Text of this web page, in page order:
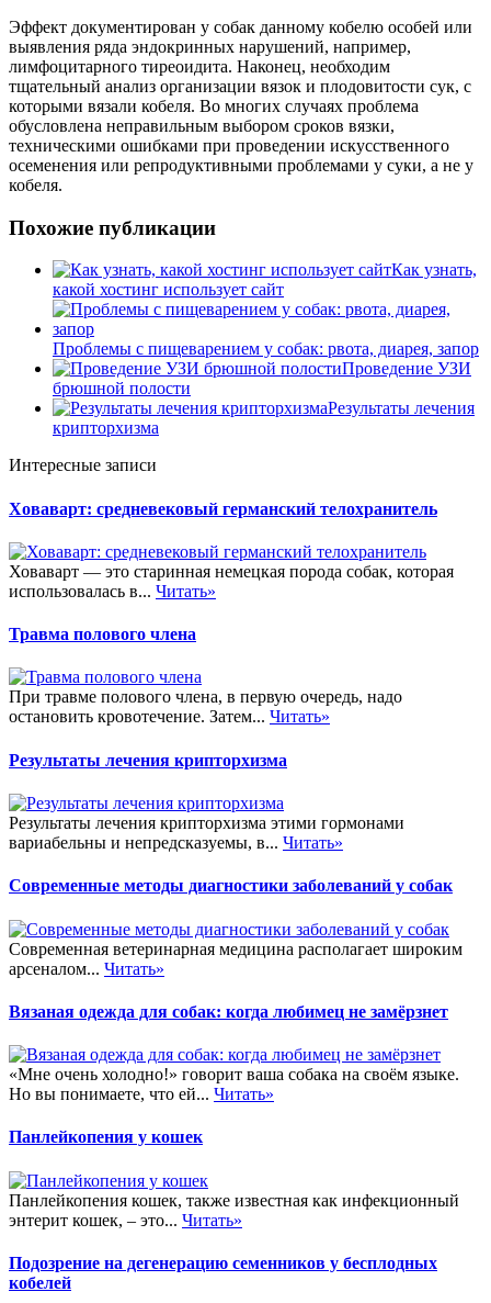
Эффект документирован у собак данному кобелю особей или
выявления ряда эндокринных нарушений, например,
лимфоцитарного тиреоидита. Наконец, необходим
тщательный анализ организации вязок и плодовитости сук, с
которыми вязали кобеля. Во многих случаях проблема
обусловлена неправильным выбором сроков вязки,
техническими ошибками при проведении искусственного
осеменения или репродуктивными проблемами у суки, а не у
кобеля.
Похожие публикации
Как узнать,
какой хостинг использует сайт
Проблемы с пищеварением у собак: рвота, диарея, запор
Проведение УЗИ
брюшной полости
Результаты лечения
крипторхизма
Интересные записи
Ховаварт: средневековый германский телохранитель
Ховаварт — это старинная немецкая порода собак, которая
использовалась в... Читать»
Травма полового члена
При травме полового члена, в первую очередь, надо
остановить кровотечение. Затем... Читать»
Результаты лечения крипторхизма
Результаты лечения крипторхизма этими гормонами
вариабельны и непредсказуемы, в... Читать»
Современные методы диагностики заболеваний у собак
Современная ветеринарная медицина располагает широким
арсеналом... Читать»
Вязаная одежда для собак: когда любимец не замёрзнет
«Мне очень холодно!» говорит ваша собака на своём языке.
Но вы понимаете, что ей... Читать»
Панлейкопения у кошек
Панлейкопения кошек, также известная как инфекционный
энтерит кошек, – это... Читать»
Подозрение на дегенерацию семенников у бесплодных
кобелей